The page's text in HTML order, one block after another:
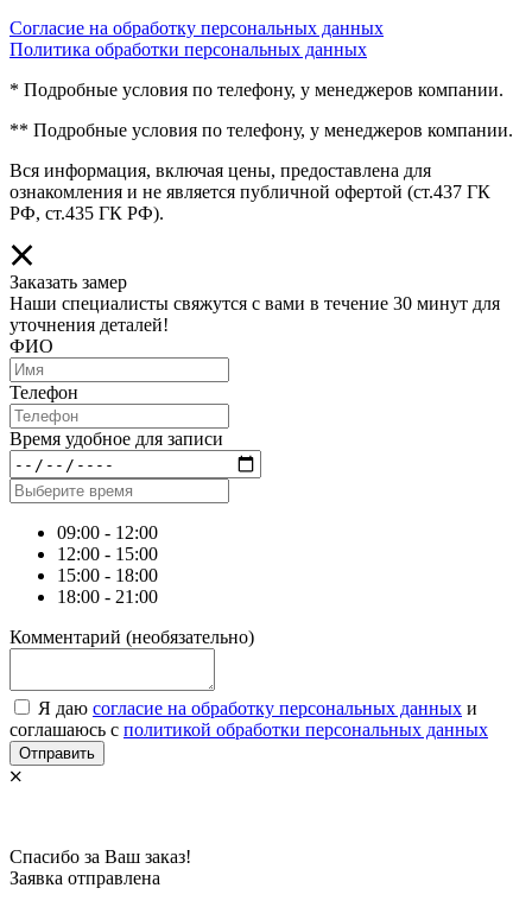
Согласие на обработку персональных данных
Политика обработки персональных данных
* Подробные условия по телефону, у менеджеров компании.
** Подробные условия по телефону, у менеджеров компании.
Вся информация, включая цены, предоставлена для
ознакомления и не является публичной офертой (ст.437 ГК
РФ, ст.435 ГК РФ).
Заказать замер
Наши специалисты свяжутся с вами в течение 30 минут для
уточнения деталей!
ФИО
Телефон
Время удобное для записи
09:00 - 12:00
12:00 - 15:00
15:00 - 18:00
18:00 - 21:00
Комментарий (необязательно)
Я даю согласие на обработку персональных данных и
соглашаюсь с политикой обработки персональных данных
Отправить
Спасибо за Ваш заказ!
Заявка отправлена